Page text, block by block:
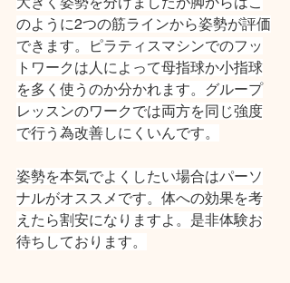
のように2つの筋ラインから姿勢が評価
できます。ピラティスマシンでのフッ
トワークは人によって母指球か小指球
を多く使うのか分かれます。グループ
レッスンのワークでは両方を同じ強度
で行う為改善しにくいんです。
姿勢を本気でよくしたい場合はパーソ
ナルがオススメです。体への効果を考
えたら割安になりますよ。是非体験お
待ちしております。